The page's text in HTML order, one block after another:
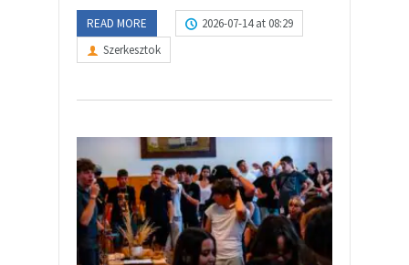
READ MORE
2026-07-14 at 08:29
Szerkesztok